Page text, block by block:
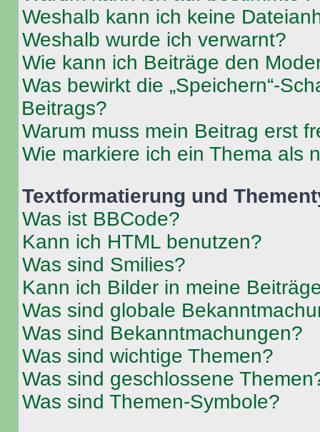
Weshalb kann ich keine
Weshalb wurde ich verwarnt?
Wie kann ich Beiträge den
Was bewirkt die „Speichern“-
Beitrags?
Warum muss mein Beitrag erst
Wie markiere ich ein Thema als
Textformatierung und
Was ist BBCode?
Kann ich HTML benutzen?
Was sind Smilies?
Kann ich Bilder in meine
Was sind globale
Was sind Bekanntmachungen?
Was sind wichtige Themen?
Was sind geschlossene
Was sind Themen-Symbole?